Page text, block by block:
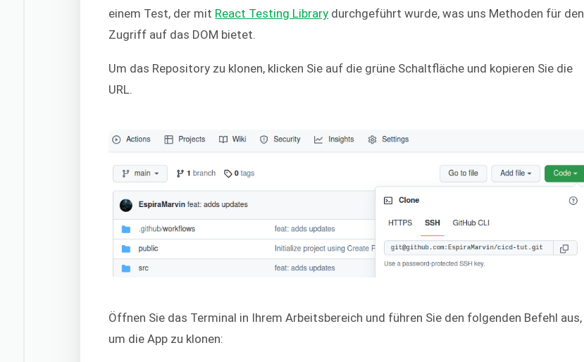
einem Test, der mit React Testing Library durchgeführt wurde, was uns Methoden für den
Zugriff auf das DOM bietet.
Um das Repository zu klonen, klicken Sie auf die grüne Schaltfläche und kopieren Sie die
URL.
Öffnen Sie das Terminal in Ihrem Arbeitsbereich und führen Sie den folgenden Befehl aus,
um die App zu klonen: